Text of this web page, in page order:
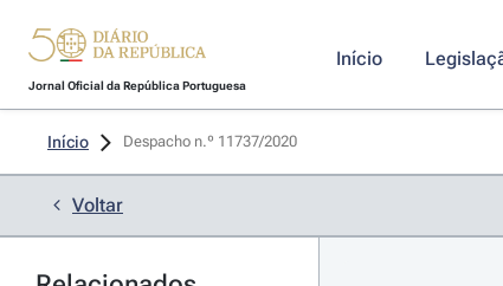
Jornal Oficial da República Portuguesa
Início
Início Despacho n.º 11737/2020
Voltar